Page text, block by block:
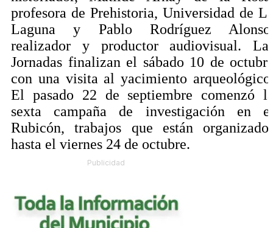
profesora de Prehistoria, Universidad de
Laguna y Pablo Rodríguez
realizador y productor audiovisual.
Jornadas finalizan el sábado 10 de
con una visita al yacimiento
El pasado 22 de septiembre comenzó
sexta campaña de investigación en
Rubicón, trabajos que están
hasta el viernes 24 de octubre.
Publicidad